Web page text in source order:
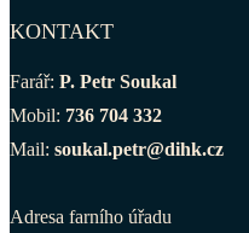
KONTAKT
Farář: P. Petr Soukal
Mobil: 736 704 332
Mail: soukal.petr@dihk.cz
Adresa farního úřadu